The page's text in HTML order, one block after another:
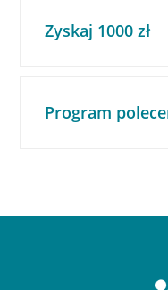
Zyskaj 1000 zł
Program